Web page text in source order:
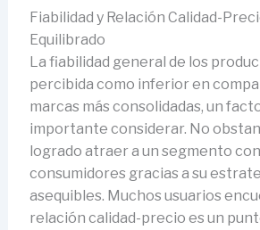
Fiabilidad y Relación Calidad-
Equilibrado
La fiabilidad general de los
percibida como inferior en
marcas más consolidadas, un
importante considerar. No
logrado atraer a un segmento
consumidores gracias a su
asequibles. Muchos usuarios
relación calidad-precio es un